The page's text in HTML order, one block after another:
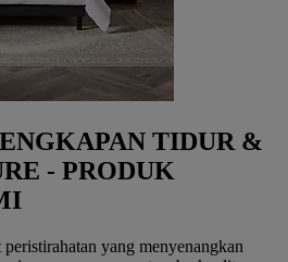
TIDUR &
- PRODUK
yang menyenangkan